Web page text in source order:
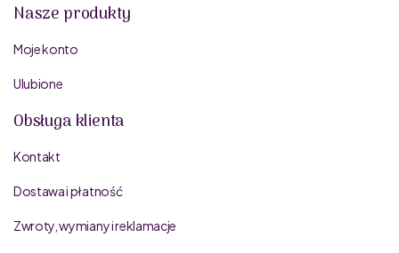
Nasze produkty
Moje konto
Ulubione
Obsługa klienta
Kontakt
Dostawa i płatność
Zwroty, wymiany i reklamacje